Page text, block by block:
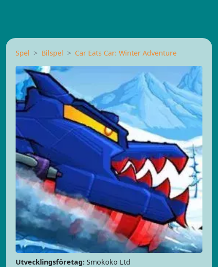
Spel Bilspel Car Eats Car: Winter Adventure
Utvecklingsföretag: Smokoko Ltd